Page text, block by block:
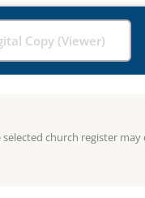
Copy (Viewer)
church register